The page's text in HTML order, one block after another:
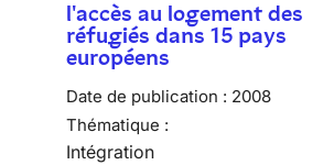
l'accès au logement des
réfugiés dans 15 pays
européens
Date de publication : 2008
Thématique :
Intégration